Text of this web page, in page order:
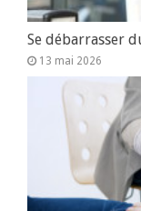
Se débarrasser
13 mai 2026